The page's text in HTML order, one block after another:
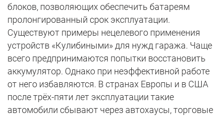
блоков, позволяющих обеспечить батареям
пролонгированный срок эксплуатации.
Существуют примеры нецелевого применения
устройств «Кулибиными» для нужд гаража. Чаще
всего предпринимаются попытки восстановить
аккумулятор. Однако при неэффективной работе
от него избавляются. В странах Европы и в США
после трёх-пяти лет эксплуатации такие
автомобили сбывают через автохаусы, торговые